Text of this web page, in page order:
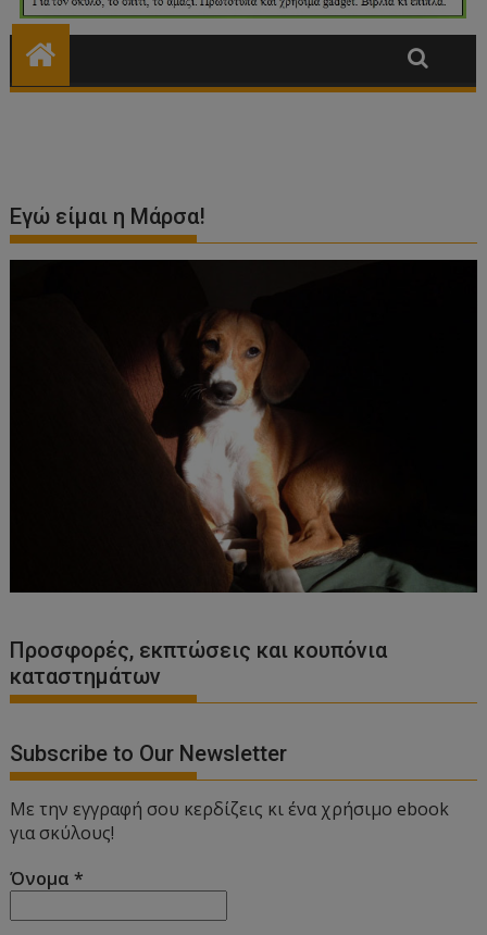
Εγώ είμαι η Μάρσα!
Προσφορές, εκπτώσεις και κουπόνια
καταστημάτων
Subscribe to Our Newsletter
Με την εγγραφή σου κερδίζεις κι ένα χρήσιμο ebook
για σκύλους!
Όνομα*